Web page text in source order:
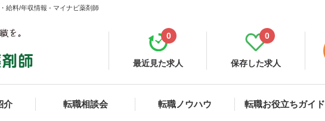
給料/年収情報 - マイナビ薬剤師
最近見た求人
0
保存した求人
0
介 転職相談会 転職ノウハウ 転職お役立ちガイド